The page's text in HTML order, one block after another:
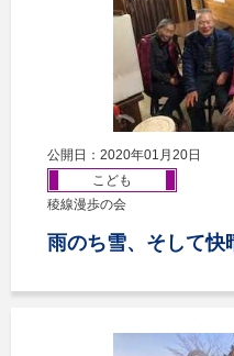
公開日：2020年01月20日
こども
稜線漫歩の会
雨のち雪、そして快